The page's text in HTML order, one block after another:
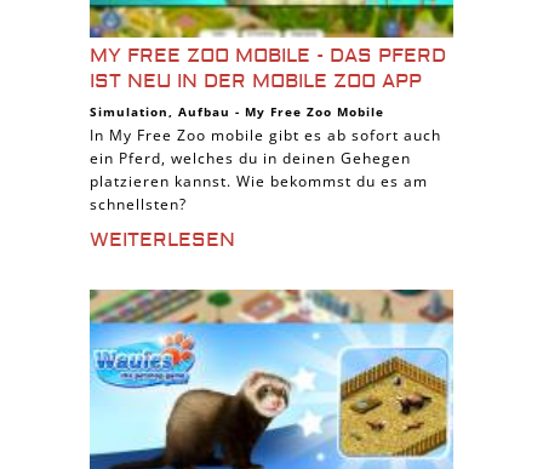
MY FREE ZOO MOBILE - DAS PFERD
IST NEU IN DER MOBILE ZOO APP
Simulation, Aufbau - My Free Zoo Mobile
In My Free Zoo mobile gibt es ab sofort auch
ein Pferd, welches du in deinen Gehegen
platzieren kannst. Wie bekommst du es am
schnellsten?
WEITERLESEN